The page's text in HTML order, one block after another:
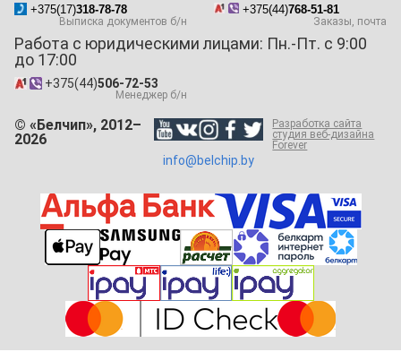
+375(17)318-78-78
Выписка документов б/н
+375(44)768-51-81
Заказы, почта
+375(44)506-72-53
Менеджер б/н
Работа с юридическими лицами: Пн.-Пт. с 9:00
до 17:00
info@belchip.by
© «Белчип», 2012–
2026
Разработка сайта
студия веб-дизайна
Forever